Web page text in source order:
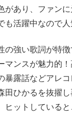
があり、ファン
も活躍中なので人
の強い歌詞が特
マンスが魅力的
暴露話などアレ
田ひかるを抜擢し
ヒットしていると